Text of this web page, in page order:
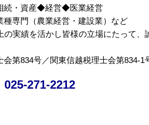
続・資産◆経営◆医業経営
専門（農業経営・建設業）など
の実績を活かし皆様の立場にたって、
会第834号／関東信越税理士会第834-
025-271-2212